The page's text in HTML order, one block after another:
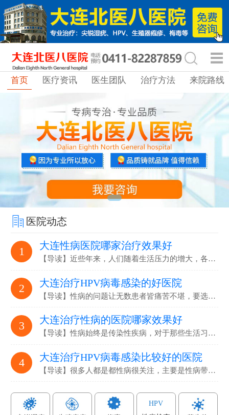
首页 医疗资讯 医生团队 治疗方法 来院路线
医院动态
1 大连性病医院哪家治疗效果好
【导读】近些年来，人们随着生活压力的增大，各…
2 大连治疗HPV病毒感染的好医院
【导读】性病的问题让无数患者皆痛苦不堪，要选…
3 大连治疗性病的医院哪家效果好
【导读】性病始终是传染性疾病，对于那些生活习…
4 大连治疗HPV病毒感染比较好的医院
【导读】很多人都是都性病很关注，主要是性病带…
HPV